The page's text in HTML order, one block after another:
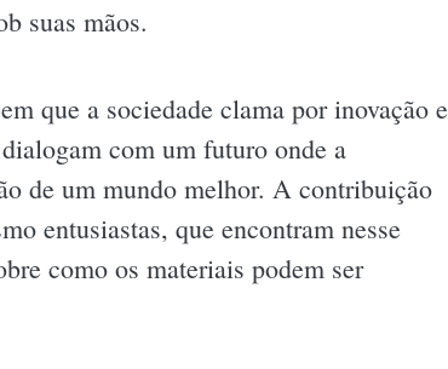
suas mãos.
que a sociedade clama por inovação e
com um futuro onde a
de um mundo melhor. A contribuição
entusiastas, que encontram nesse
como os materiais podem ser